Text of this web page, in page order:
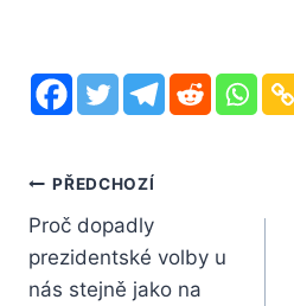
Navigace
pro
příspěvek
PŘEDCHOZÍ
Proč dopadly
prezidentské volby u
nás stejně jako na